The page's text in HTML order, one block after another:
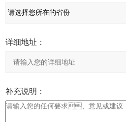
详细地址：
补充说明：